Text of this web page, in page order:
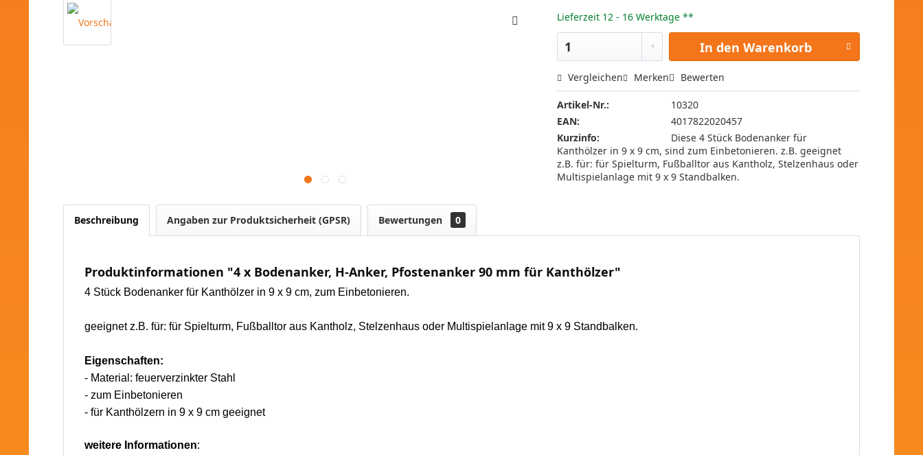
Lieferzeit 12 - 16 Werktage **
In den Warenkorb
Vergleichen Merken Bewerten
Artikel-Nr.:
10320
EAN:
4017822020457
Kurzinfo:
Diese 4 Stück Bodenanker für
Kanthölzer in 9 x 9 cm, sind zum Einbetonieren. z.B. geeignet
z.B. für: für Spielturm, Fußballtor aus Kantholz, Stelzenhaus oder
Multispielanlage mit 9 x 9 Standbalken.
Beschreibung Angaben zur Produktsicherheit (GPSR) Bewertungen 0
Produktinformationen "4 x Bodenanker, H-Anker, Pfostenanker 90 mm für Kanthölzer"
4 Stück Bodenanker für Kanthölzer in 9 x 9 cm, zum Einbetonieren.
geeignet z.B. für: für Spielturm, Fußballtor aus Kantholz, Stelzenhaus oder Multispielanlage mit 9 x 9 Standbalken.
Eigenschaften:
- Material: feuerverzinkter Stahl
- zum Einbetonieren
- für Kanthölzern in 9 x 9 cm geeignet
weitere Informationen: